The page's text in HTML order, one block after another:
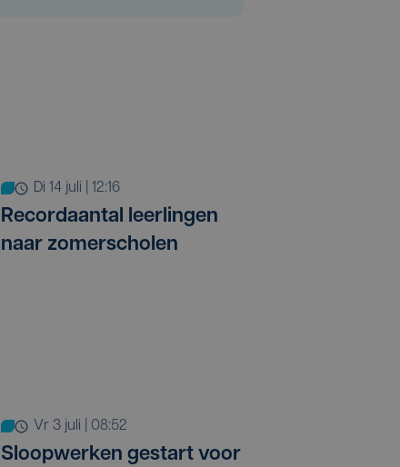
di 14 juli | 12:16
Recordaantal leerlingen
naar zomerscholen
vr 3 juli | 08:52
Sloopwerken gestart voor